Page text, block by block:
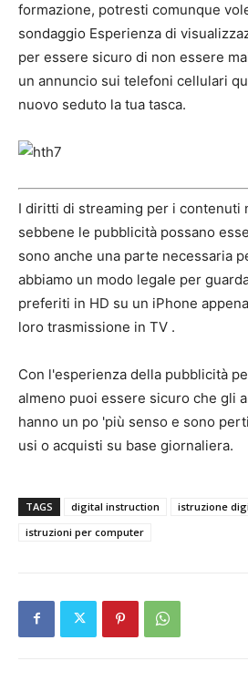
formazione, potresti comunque
sondaggio Esperienza di
per essere sicuro di non essere
un annuncio sui telefoni cellulari
nuovo seduto la tua tasca.
I diritti di streaming per i contenuti
sebbene le pubblicità possano
sono anche una parte necessaria
abbiamo un modo legale per
preferiti in HD su un iPhone
loro trasmissione in TV .
Con l'esperienza della pubblicità
almeno puoi essere sicuro che gli
hanno un po 'più senso e sono
usi o acquisti su base giornaliera.
TAGS digital instruction
istruzione
istruzioni per computer